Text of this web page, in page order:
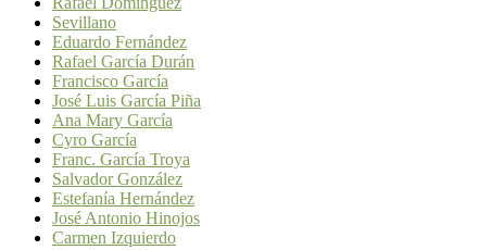
Sevillano
Eduardo Fernández
Rafael García Durán
Francisco García
José Luis García Piña
Ana Mary García
Cyro García
Franc. García Troya
Salvador González
Estefanía Hernández
José Antonio Hinojos
Carmen Izquierdo